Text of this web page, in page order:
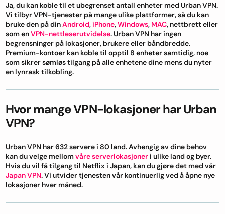
Ja, du kan koble til et ubegrenset antall enheter med Urban VPN.
Vi tilbyr VPN-tjenester på mange ulike plattformer, så du kan
bruke den på dinAndroid,iPhone,Windows, MAC, nettbrett eller
som enVPN-nettleserutvidelse. Urban VPN har ingen
begrensninger på lokasjoner, brukere eller båndbredde.
Premium-kontoer kan koble til opptil 8 enheter samtidig, noe
som sikrer sømløs tilgang på alle enhetene dine mens du nyter
en lynrask tilkobling.
Hvor mange VPN-lokasjoner har Urban
VPN?
Urban VPN har 632 servere i 80 land. Avhengig av dine behov
kan du velge mellomvåre serverlokasjoneri ulike land og byer.
Hvis du vil få tilgang til Netflix i Japan, kan du gjøre det med vår
Japan VPN. Vi utvider tjenesten vår kontinuerlig ved å åpne nye
lokasjoner hver måned.